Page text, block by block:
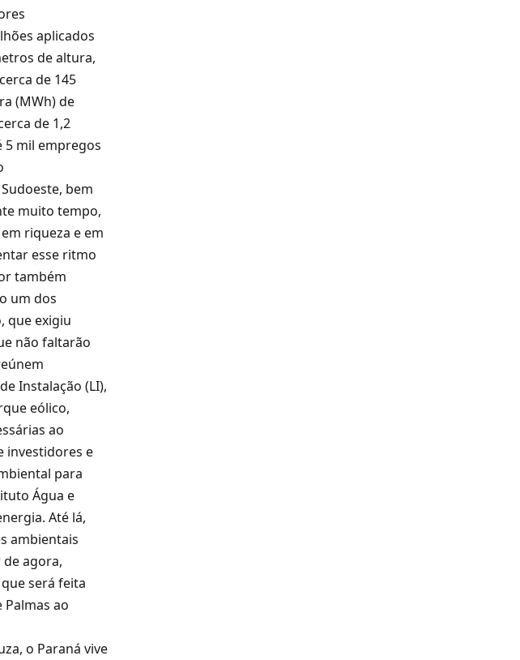
aplicados
de altura,
de 145
(MWh) de
de 1,2
5 mil empregos
bem
muito tempo,
riqueza e em
esse ritmo
também
um dos
que exigiu
não faltarão
Instalação (LI),
eólico,
ao
investidores e
para
Água e
Até lá,
ambientais
agora,
será feita
ao
o Paraná vive